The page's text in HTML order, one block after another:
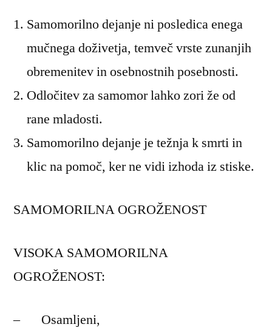
Samomorilno dejanje ni posledica enega
mučnega doživetja, temveč vrste zunanjih
obremenitev in osebnostnih posebnosti.
Odločitev za samomor lahko zori že od
rane mladosti.
Samomorilno dejanje je težnja k smrti in
klic na pomoč, ker ne vidi izhoda iz stiske.
SAMOMORILNA OGROŽENOST
VISOKA SAMOMORILNA
OGROŽENOST:
– Osamljeni,